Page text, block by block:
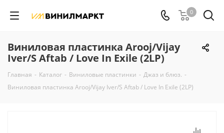
0
Виниловая пластинка Arooj/Vijay
Iver/S Aftab / Love In Exile (2LP)
Главная - Каталог - Виниловые пластинки - Джаз и блюз. -
Виниловая пластинка Arooj/Vijay Iver/S Aftab / Love In Exile (2LP)